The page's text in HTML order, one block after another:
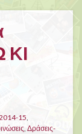
ΚΙ
15,
, Δράσεις-